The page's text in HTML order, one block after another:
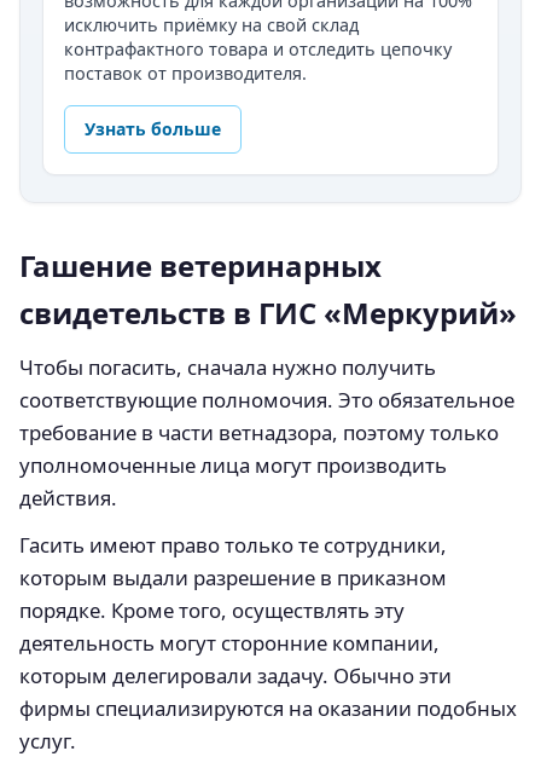
исключить приёмку на свой склад
контрафактного товара и отследить цепочку
поставок от производителя.
Узнать больше
Гашение ветеринарных
свидетельств в ГИС «Меркурий»
Чтобы погасить, сначала нужно получить
соответствующие полномочия. Это обязательное
требование в части ветнадзора, поэтому только
уполномоченные лица могут производить
действия.
Гасить имеют право только те сотрудники,
которым выдали разрешение в приказном
порядке. Кроме того, осуществлять эту
деятельность могут сторонние компании,
которым делегировали задачу. Обычно эти
фирмы специализируются на оказании подобных
услуг.